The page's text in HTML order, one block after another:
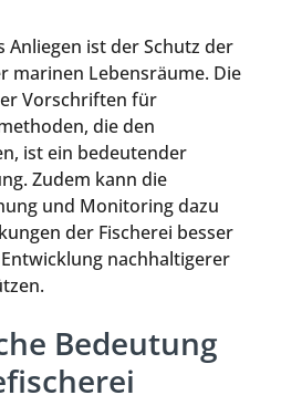
Anliegen ist der Schutz der
marinen Lebensräume. Die
Vorschriften für
die den
ist ein bedeutender
Zudem kann die
und Monitoring dazu
der Fischerei besser
nachhaltigerer
Bedeutung